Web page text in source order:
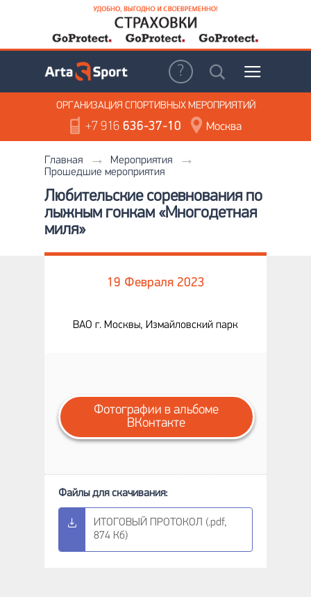
ОРГАНИЗАЦИЯ СПОРТИВНЫХ МЕРОПРИЯТИЙ
+7 916636-37-10 Москва
Главная
Мероприятия
Прошедшие мероприятия
Любительские соревнования по
лыжным гонкам «Многодетная
миля»
19 Февраля 2023
ВАО г. Москвы, Измайловский парк
Фотографии в альбоме
ВКонтакте
ИТОГОВЫЙ ПРОТОКОЛ (.pdf,
874 Кб)